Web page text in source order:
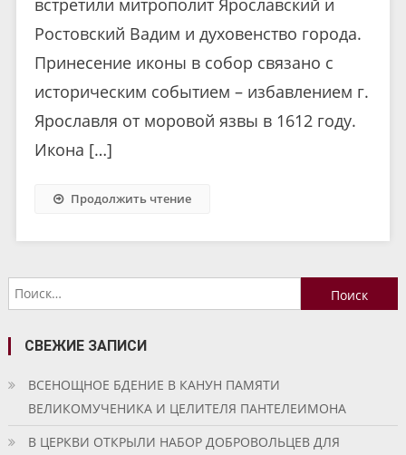
встретили митрополит Ярославский и
Ростовский Вадим и духовенство города.
Принесение иконы в собор связано с
историческим событием – избавлением г.
Ярославля от моровой язвы в 1612 году.
Икона […]
Продолжить чтение
Найти:
СВЕЖИЕ ЗАПИСИ
ВСЕНОЩНОЕ БДЕНИЕ В КАНУН ПАМЯТИ
ВЕЛИКОМУЧЕНИКА И ЦЕЛИТЕЛЯ ПАНТЕЛЕИМОНА
В ЦЕРКВИ ОТКРЫЛИ НАБОР ДОБРОВОЛЬЦЕВ ДЛЯ